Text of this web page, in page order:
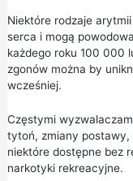
Niektóre rodzaje
serca i mogą
każdego roku 100 000
zgonów można by
wcześniej.
Częstymi
tytoń, zmiany postawy,
niektóre dostępne bez
narkotyki rekreacyjne.